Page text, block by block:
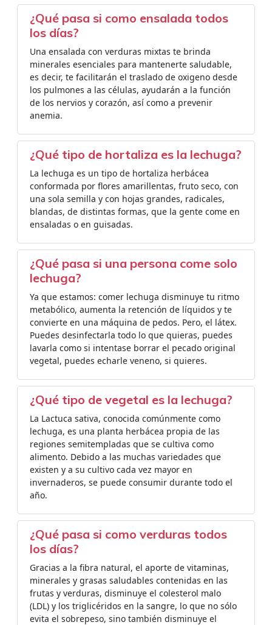
¿Qué pasa si como ensalada todos
los días?
Una ensalada con verduras mixtas te brinda
minerales esenciales para mantenerte saludable,
es decir, te facilitarán el traslado de oxigeno desde
los pulmones a las células, ayudarán a la función
de los nervios y corazón, así como a prevenir
anemia.
¿Qué tipo de hortaliza es la lechuga?
La lechuga es un tipo de hortaliza herbácea
conformada por flores amarillentas, fruto seco, con
una sola semilla y con hojas grandes, radicales,
blandas, de distintas formas, que la gente come en
ensaladas o en guisadas.
¿Qué pasa si una persona come solo
lechuga?
Ya que estamos: comer lechuga disminuye tu ritmo
metabólico, aumenta la retención de líquidos y te
convierte en una máquina de pedos. Pero, el látex.
Puedes desinfectarla todo lo que quieras, puedes
lavarla como si intentase borrar el pecado original
vegetal, puedes echarle veneno, si quieres.
¿Qué tipo de vegetal es la lechuga?
La Lactuca sativa, conocida comúnmente como
lechuga, es una planta herbácea propia de las
regiones semitempladas que se cultiva como
alimento. Debido a las muchas variedades que
existen y a su cultivo cada vez mayor en
invernaderos, se puede consumir durante todo el
año.
¿Qué pasa si como verduras todos
los días?
Gracias a la fibra natural, el aporte de vitaminas,
minerales y grasas saludables contenidas en las
frutas y verduras, disminuye el colesterol malo
(LDL) y los triglicéridos en la sangre, lo que no sólo
evita el sobrepeso, sino también disminuye el